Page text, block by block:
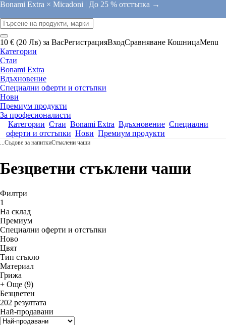
Bonami Extra × Micadoni | До 25 % отстъпка →
10 € (20 Лв) за ВасРегистрацияВходСравняване КошницаMenu
Категории
Стаи
Bonami Extra
Вдъхновение
Специални оферти и отстъпки
Нови
Премиум продукти
За професионалисти
Категории Стаи Bonami Extra Вдъхновение Специални
оферти и отстъпки Нови Премиум продукти
...Съдове за напиткиСтъклени чаши
Безцветни стъклени чаши
Филтри
1
На склад
Премиум
Специални оферти и отстъпки
Новo
Цвят
Тип стъкло
Материал
Грижа
+ Още (9)
Безцветен
202 резултата
Най-продавани